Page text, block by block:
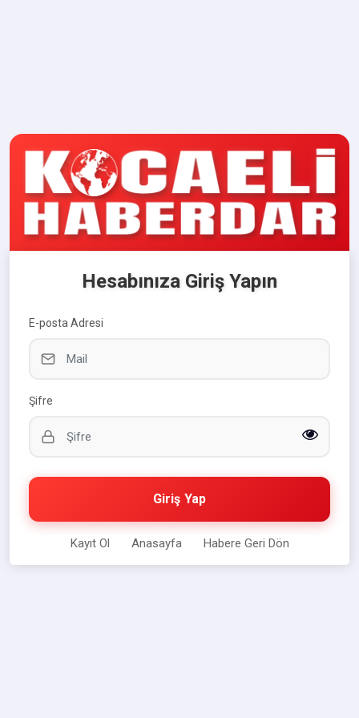
Hesabınıza Giriş Yapın
E-posta Adresi
Şifre
Giriş Yap
Kayıt Ol Anasayfa Habere Geri Dön